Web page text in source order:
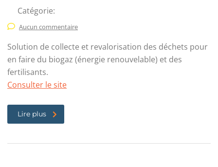
Catégorie:
Aucun commentaire
Solution de collecte et revalorisation des déchets pour
en faire du biogaz (énergie renouvelable) et des
fertilisants.
Consulter le site
Lire plus